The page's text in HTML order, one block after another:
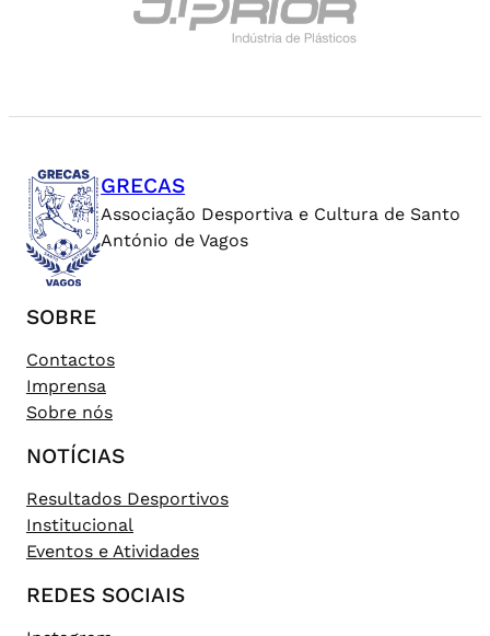
GRECAS
Associação Desportiva e Cultura de Santo
António de Vagos
SOBRE
Contactos
Imprensa
Sobre nós
NOTÍCIAS
Resultados Desportivos
Institucional
Eventos e Atividades
REDES SOCIAIS